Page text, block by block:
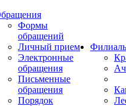
Формы
обращений
Личный прием
Электронные
обращения
Письменные
обращения
Порядок